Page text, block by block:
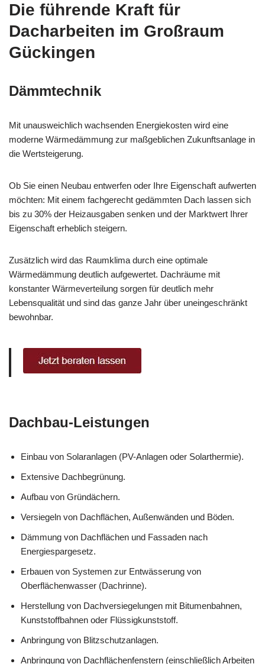
Die führende Kraft für
Dacharbeiten im Großraum
Gückingen
Dämmtechnik
Mit unausweichlich wachsenden Energiekosten wird eine
moderne Wärmedämmung zur maßgeblichen Zukunftsanlage in
die Wertsteigerung.
Ob Sie einen Neubau entwerfen oder Ihre Eigenschaft aufwerten
möchten: Mit einem fachgerecht gedämmten Dach lassen sich
bis zu 30% der Heizausgaben senken und der Marktwert Ihrer
Eigenschaft erheblich steigern.
Zusätzlich wird das Raumklima durch eine optimale
Wärmedämmung deutlich aufgewertet. Dachräume mit
konstanter Wärmeverteilung sorgen für deutlich mehr
Lebensqualität und sind das ganze Jahr über uneingeschränkt
bewohnbar.
Dachbau-Leistungen
Einbau von Solaranlagen (PV-Anlagen oder Solarthermie).
Extensive Dachbegrünung.
Aufbau von Gründächern.
Versiegeln von Dachflächen, Außenwänden und Böden.
Dämmung von Dachflächen und Fassaden nach
Energiespargesetz.
Erbauen von Systemen zur Entwässerung von
Oberflächenwasser (Dachrinne).
Herstellung von Dachversiegelungen mit Bitumenbahnen,
Kunststoffbahnen oder Flüssigkunststoff.
Anbringung von Blitzschutzanlagen.
Anbringung von Dachflächenfenstern (einschließlich Arbeiten